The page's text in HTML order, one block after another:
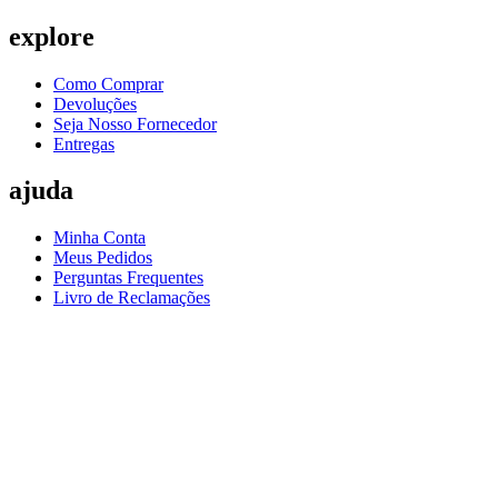
explore
Como Comprar
Devoluções
Seja Nosso Fornecedor
Entregas
ajuda
Minha Conta
Meus Pedidos
Perguntas Frequentes
Livro de Reclamações